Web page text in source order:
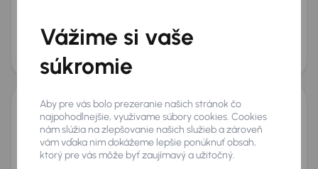
Serv.kniha
Mesačná splátka
od 22 €
Ušetríte 4 400 €
Citroen C4 X
202426 306 km Benzín1.2 PureTech74 kW
Po prvom majiteľovi Servisná knižka
Kúpené nové v SR
Vážime si vaše
súkromie
Aby pre vás bolo prezeranie našich stránok čo
najpohodlnejšie, využívame súbory cookies. Cookies
nám slúžia na zlepšovanie našich služieb a zároveň
vám vďaka nim dokážeme lepšie ponúknuť obsah,
ktorý pre vás môže byť zaujímavý a užitočný.